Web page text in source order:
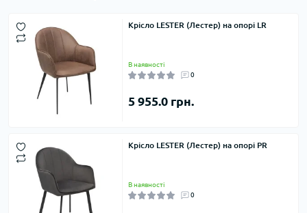
Крісло LESTER (Лестер) на опорі LR
В наявності
0
5 955.0 грн.
Крісло LESTER (Лестер) на опорі PR
В наявності
0